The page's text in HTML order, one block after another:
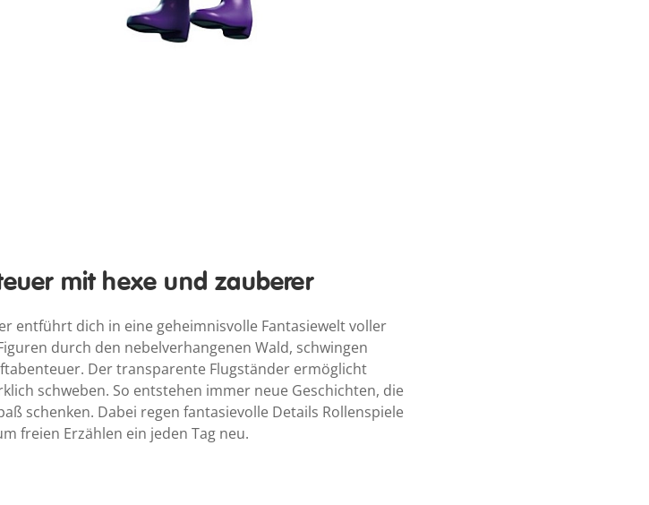
mit hexe und zauberer
entführt dich in eine geheimnisvolle Fantasiewelt voller
durch den nebelverhangenen Wald, schwingen
Der transparente Flugständer ermöglicht
schweben. So entstehen immer neue Geschichten, die
schenken. Dabei regen fantasievolle Details Rollenspiele
freien Erzählen ein jeden Tag neu.